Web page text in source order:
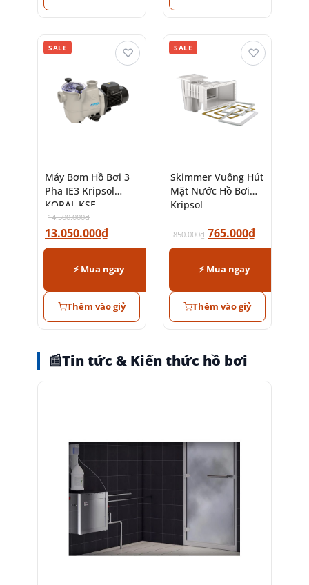
SALE
Máy Bơm Hồ Bơi 3
Pha IE3 Kripsol
KORAL KSE
14.500.000₫
13.050.000₫
⚡ Mua ngay
Thêm vào giỷ
♡ SALE
Skimmer Vuông Hút
Mặt Nước Hồ Bơi
Kripsol
850.000₫ 765.000₫
⚡ Mua ngay
Thêm vào giỷ
♡
📰Tin tức & Kiến thức hồ bơi